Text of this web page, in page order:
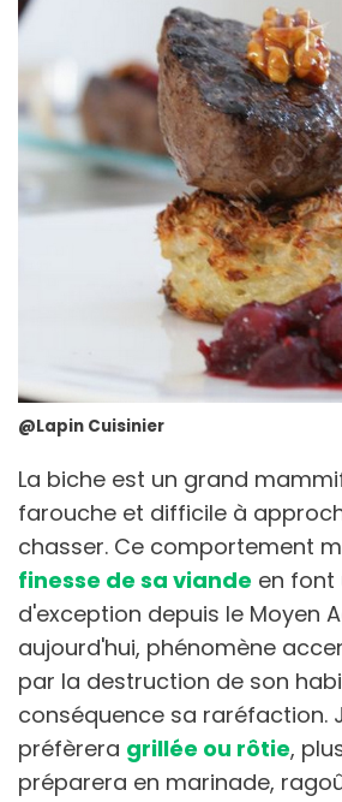
@Lapin Cuisinier
La biche est un grand
farouche et difficile à
chasser. Ce comportement
finesse de sa viande en font
d'exception depuis le Moyen
aujourd'hui, phénomène
par la destruction de son
conséquence sa raréfaction.
préfèrera grillée ou rôtie,
préparera en marinade,